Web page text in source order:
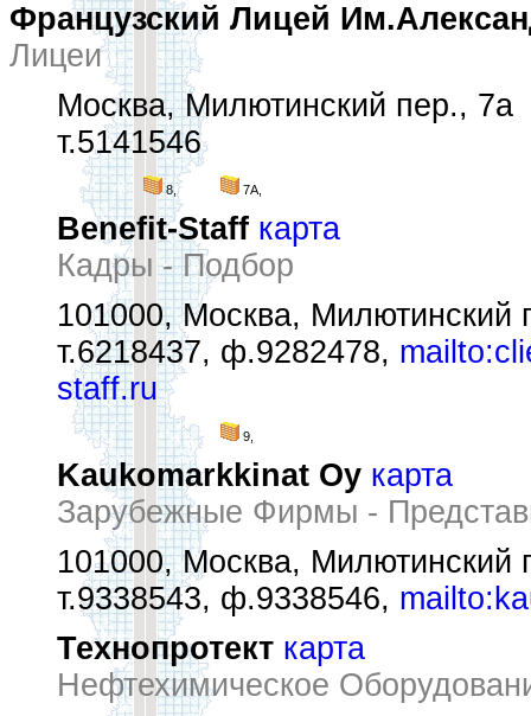
Французский Лицей
Лицеи
Москва, Милютинский пер., 7а
т.5141546
8, 7А,
Benefit-Staff карта
Кадры - Подбор
101000, Москва, Милютинский
т.6218437, ф.9282478,
staff.ru
9,
Kaukomarkkinat Oy карта
Зарубежные Фирмы -
101000, Москва, Милютинский
т.9338543, ф.9338546,
Технопротект карта
Нефтехимическое